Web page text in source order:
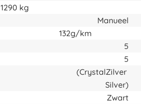
1290 kg
Manueel
132g/km
5
5
Zilver
(Crystal
Silver)
Zwart